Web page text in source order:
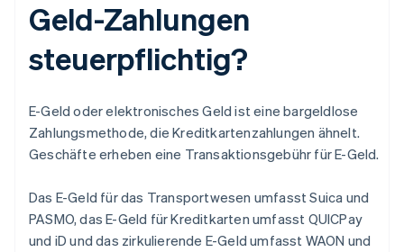
Geld-Zahlungen
steuerpflichtig?
E-Geld oder elektronisches Geld ist eine bargeldlose
Zahlungsmethode, die Kreditkartenzahlungen ähnelt.
Geschäfte erheben eine Transaktionsgebühr für E-Geld.
Das E-Geld für das Transportwesen umfasst Suica und
PASMO, das E-Geld für Kreditkarten umfasst QUICPay
und iD und das zirkulierende E-Geld umfasst WAON und